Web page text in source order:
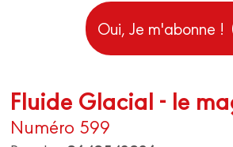
Oui, Je m'abonne !
Fluide Glacial - le
Numéro 599